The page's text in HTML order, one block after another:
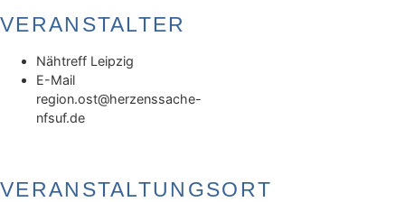
VERANSTALTER
Nähtreff Leipzig
E-Mail
region.ost@herzenssache-
nfsuf.de
VERANSTALTUNGSORT